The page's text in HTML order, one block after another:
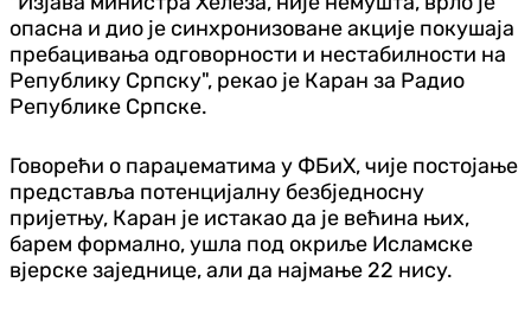
опасна и дио је синхронизоване акције покушаја
пребацивања одговорности и нестабилности на
Републику Српску", рекао је Каран за Радио
Републике Српске.
Говорећи о параџематима у ФБиХ, чије постојање
представља потенцијалну безбједносну
пријетњу, Каран је истакао да је већина њих,
барем формално, ушла под окриље Исламске
вјерске заједнице, али да најмање 22 нису.